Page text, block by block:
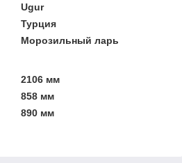
Ugur
Турция
Морозильный ларь
2106 мм
858 мм
890 мм